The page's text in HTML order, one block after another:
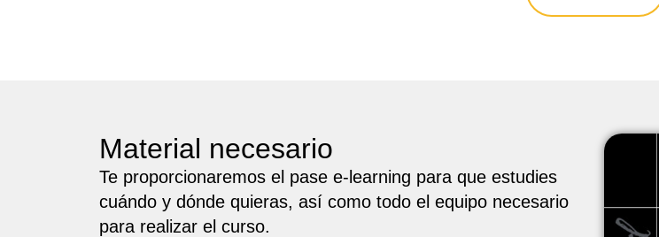
Material necesario
Te proporcionaremos el pase e-learning para que estudies
cuándo y dónde quieras, así como todo el equipo necesario
para realizar el curso.